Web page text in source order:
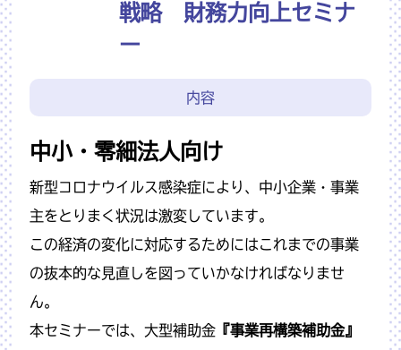
戦略 財務力向上セミナ
ー
内容
中小・零細法人向け
新型コロナウイルス感染症により、中小企業・事業
主をとりまく状況は激変しています。
この経済の変化に対応するためにはこれまでの事業
の抜本的な見直しを図っていかなければなりませ
ん。
本セミナーでは、大型補助金 『事業再構築補助金』